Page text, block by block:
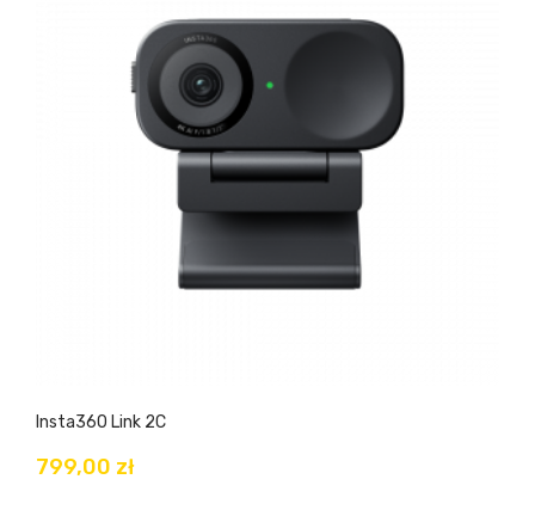
Insta360 Link 2C
799,00 zł